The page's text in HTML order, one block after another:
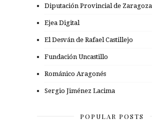
Diputación Provincial de Zaragoza
Ejea Digital
El Desván de Rafael Castillejo
Fundación Uncastillo
Románico Aragonés
Sergio Jiménez Lacima
POPULAR POSTS